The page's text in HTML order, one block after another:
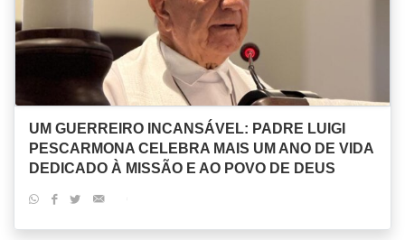
UM GUERREIRO INCANSÁVEL: PADRE LUIGI
PESCARMONA CELEBRA MAIS UM ANO DE VIDA
DEDICADO À MISSÃO E AO POVO DE DEUS